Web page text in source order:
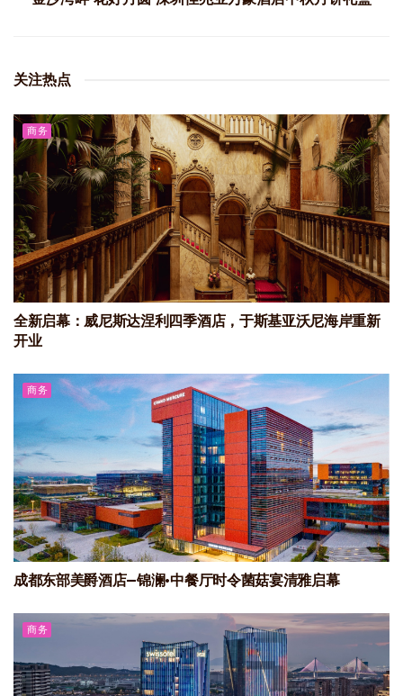
关注热点
商务
全新启幕：威尼斯达涅利四季酒店，于斯基亚沃尼海岸重新
开业
商务
成都东部美爵酒店—锦澜·中餐厅时令菌菇宴清雅启幕
商务